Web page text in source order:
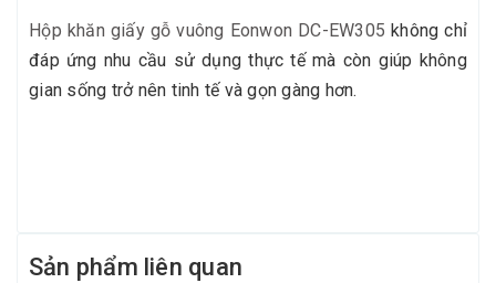
Hộp khăn giấy gỗ vuông Eonwon DC-EW305 không chỉ
đáp ứng nhu cầu sử dụng thực tế mà còn giúp không
gian sống trở nên tinh tế và gọn gàng hơn.
Sản phẩm liên quan